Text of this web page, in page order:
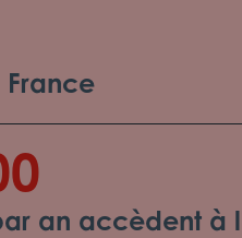
an accèdent à